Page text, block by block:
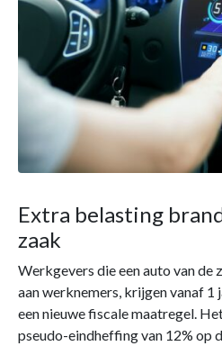
Extra belasting
zaak
Werkgevers die een auto van de
aan werknemers, krijgen vanaf 1
een nieuwe fiscale maatregel.
pseudo-eindheffing van 12% op